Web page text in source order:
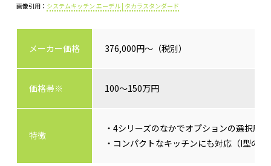
画像引用： システムキッチン エーデル | タカラスタンダード
メーカー価格 376,000円～（税別）
価格帯※ 100～150万円
特徴
・4シリーズのなかでオプションの選択肢
・コンパクトなキッチンにも対応（I型の場